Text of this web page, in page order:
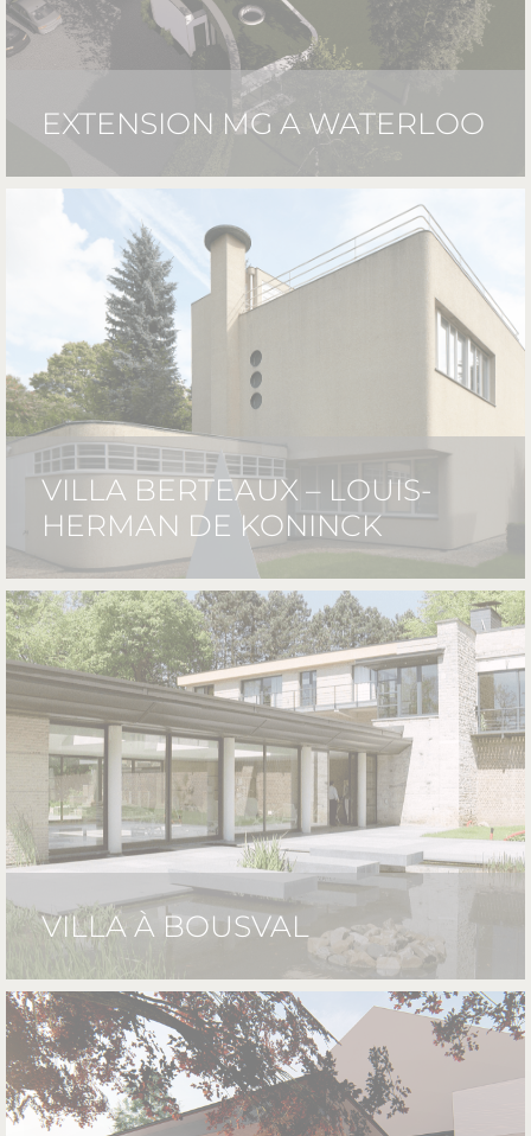
EXTENSION MG A WATERLOO
VILLA BERTEAUX – LOUIS-
HERMAN DE KONINCK
VILLA À BOUSVAL